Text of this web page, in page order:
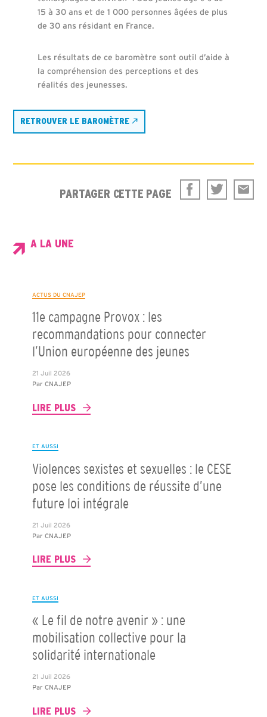
15 à 30 ans et de 1 000 personnes âgées de plus
de 30 ans résidant en France.
Les résultats de ce baromètre sont outil d’aide à
la compréhension des perceptions et des
réalités des jeunesses.
RETROUVER LE BAROMÈTRE
PARTAGER CETTE PAGE
A LA UNE
ACTUS DU CNAJEP
11e campagne Provox : les
recommandations pour connecter
l’Union européenne des jeunes
21 Juil 2026
Par CNAJEP
LIRE PLUS
ET AUSSI
Violences sexistes et sexuelles : le CESE
pose les conditions de réussite d’une
future loi intégrale
21 Juil 2026
Par CNAJEP
LIRE PLUS
ET AUSSI
« Le fil de notre avenir » : une
mobilisation collective pour la
solidarité internationale
21 Juil 2026
Par CNAJEP
LIRE PLUS